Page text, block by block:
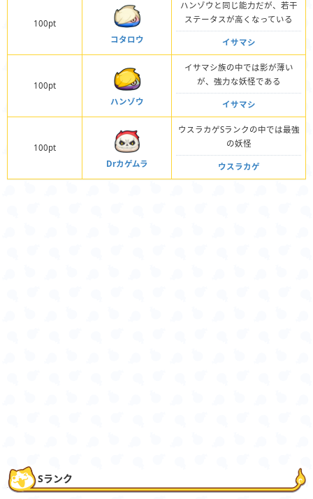
100pt
コタロウ
ハンゾウと同じ能力だが、若干
ステータスが高くなっている
イサマシ
100pt
ハンゾウ
イサマシ族の中では影が薄い
が、強力な妖怪である
イサマシ
100pt
Drカゲムラ
ウスラカゲSランクの中では最強
の妖怪
ウスラカゲ
Sランク